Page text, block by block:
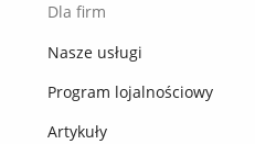
Dla firm
Nasze usługi
Program lojalnościowy
Artykuły